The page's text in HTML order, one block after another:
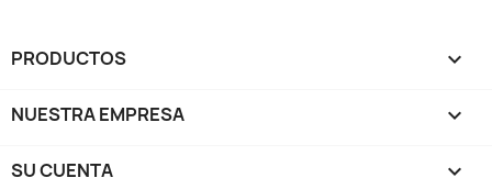
PRODUCTOS 
NUESTRA EMPRESA 
SU CUENTA 